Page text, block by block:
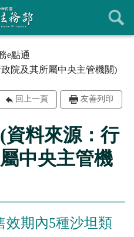
e點通
院及其所屬中央主管機關)
回上一頁 友善列印
資料來源：行
中央主管機
效期內5種沙坦類